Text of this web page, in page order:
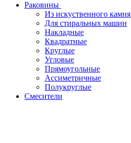
Раковины
Из искуственного камня
Для стиральных машин
Накладные
Квадратные
Круглые
Угловые
Прямоугольные
Ассиметричные
Полукруглые
Смесители